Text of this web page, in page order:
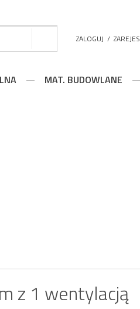
ZALOGUJ /
MAT. BUDOWLANE
z 1 wentylacją